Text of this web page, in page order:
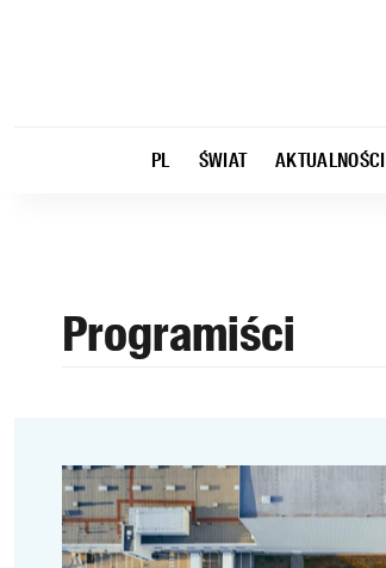
PL ŚWIAT AKTUALNOŚCI
Programiści